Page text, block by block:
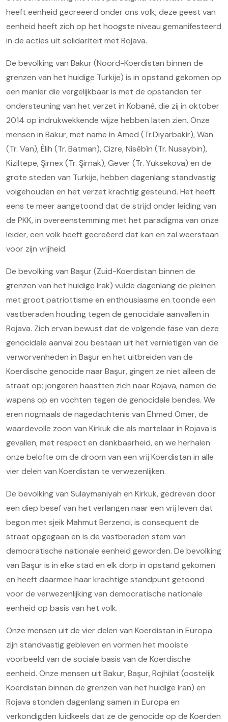
heeft eenheid gecreëerd onder ons volk; deze geest van
eenheid heeft zich op het hoogste niveau gemanifesteerd
in de acties uit solidariteit met Rojava.
De bevolking van Bakur (Noord-Koerdistan binnen de
grenzen van het huidige Turkije) is in opstand gekomen op
een manier die vergelijkbaar is met de opstanden ter
ondersteuning van het verzet in Kobanê, die zij in oktober
2014 op indrukwekkende wijze hebben laten zien. Onze
mensen in Bakur, met name in Amed (Tr.Diyarbakir), Wan
(Tr. Van), Êlih (Tr. Batman), Cizre, Nisêbîn (Tr. Nusaybin),
Kiziltepe, Şirnex (Tr. Şirnak), Gever (Tr. Yüksekova) en de
grote steden van Turkije, hebben dagenlang standvastig
volgehouden en het verzet krachtig gesteund. Het heeft
eens te meer aangetoond dat de strijd onder leiding van
de PKK, in overeenstemming met het paradigma van onze
leider, een volk heeft gecreëerd dat kan en zal weerstaan
voor zijn vrijheid.
De bevolking van Başur (Zuid-Koerdistan binnen de
grenzen van het huidige Irak) vulde dagenlang de pleinen
met groot patriottisme en enthousiasme en toonde een
vastberaden houding tegen de genocidale aanvallen in
Rojava. Zich ervan bewust dat de volgende fase van deze
genocidale aanval zou bestaan uit het vernietigen van de
verworvenheden in Başur en het uitbreiden van de
Koerdische genocide naar Başur, gingen ze niet alleen de
straat op; jongeren haastten zich naar Rojava, namen de
wapens op en vochten tegen de genocidale bendes. We
eren nogmaals de nagedachtenis van Ehmed Omer, de
waardevolle zoon van Kirkuk die als martelaar in Rojava is
gevallen, met respect en dankbaarheid, en we herhalen
onze belofte om de droom van een vrij Koerdistan in alle
vier delen van Koerdistan te verwezenlijken.
De bevolking van Sulaymaniyah en Kirkuk, gedreven door
een diep besef van het verlangen naar een vrij leven dat
begon met sjeik Mahmut Berzenci, is consequent de
straat opgegaan en is de vastberaden stem van
democratische nationale eenheid geworden. De bevolking
van Başur is in elke stad en elk dorp in opstand gekomen
en heeft daarmee haar krachtige standpunt getoond
voor de verwezenlijking van democratische nationale
eenheid op basis van het volk.
Onze mensen uit de vier delen van Koerdistan in Europa
zijn standvastig gebleven en vormen het mooiste
voorbeeld van de sociale basis van de Koerdische
eenheid. Onze mensen uit Bakur, Başur, Rojhilat (oostelijk
Koerdistan binnen de grenzen van het huidige Iran) en
Rojava stonden dagenlang samen in Europa en
verkondigden luidkeels dat ze de genocide op de Koerden